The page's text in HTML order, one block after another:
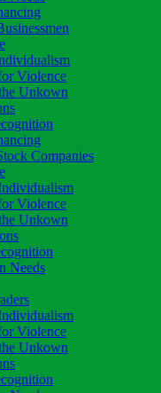
Violence
Unkown
Companies
Violence
Unkown
Needs
Violence
Unkown